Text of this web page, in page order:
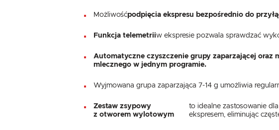
Możliwośćpodpięcia ekspresu bezpośrednio do
Funkcja telemetriiw ekspresie pozwala sprawdzać
Automatyczne czyszczenie grupy zaparzającej oraz
mlecznego w jednym programie.
Wyjmowana grupa zaparzająca 7-14 g umożliwia
Zestaw zsypowy
z otworem wylotowym
to idealne zastosowanie
ekspresem, eliminując
Szanujemy Twoją
wszystkie. W
Niezbędne
komfortowe korzystanie
Pliki cookies
Lokalizacja